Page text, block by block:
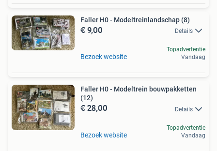
Faller H0 - Modeltreinlandschap (8)
€ 9,00 Details
Bezoek website
Topadvertentie
Vandaag
Faller H0 - Modeltrein bouwpakketten
(12)
€ 28,00 Details
Bezoek website
Topadvertentie
Vandaag